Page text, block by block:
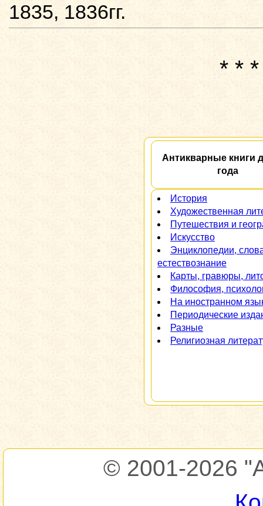
1835, 1836гг.
* *
Антикварные книги
года
История
Художественная
Путешествия и
Искусство
Энциклопедии,
естествознание
Карты, гравюры,
Философия,
На иностранном
Периодические
Разные
Религиозная
© 2001-2026